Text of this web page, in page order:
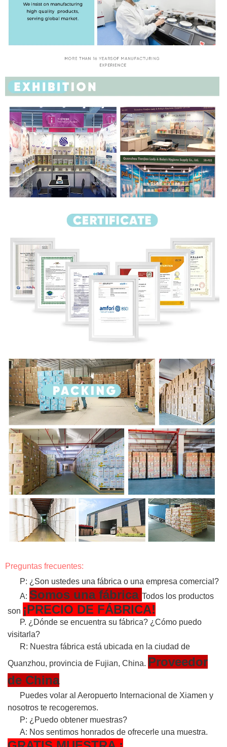
Preguntas frecuentes:
P: ¿Son ustedes una fábrica o una empresa comercial?
A: Somos una fábrica Todos los productos
son ¡PRECIO DE FÁBRICA!
P. ¿Dónde se encuentra su fábrica? ¿Cómo puedo
visitarla?
R: Nuestra fábrica está ubicada en la ciudad de
Quanzhou, provincia de Fujian, China. Proveedor
de China
Puedes volar al Aeropuerto Internacional de Xiamen y
nosotros te recogeremos.
P: ¿Puedo obtener muestras?
A: Nos sentimos honrados de ofrecerle una muestra.